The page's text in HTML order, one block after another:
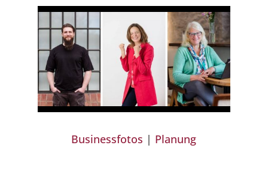
Businessfotos | Planung